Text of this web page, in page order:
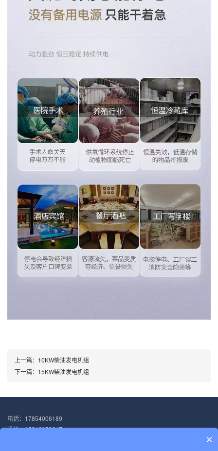
上一篇： 10KW柴油发电机组
下一篇： 15KW柴油发电机组
电话：17854006189
手机：15316053917
×